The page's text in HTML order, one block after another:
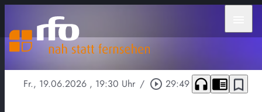
Fr., 19.06.2026 , 19:30 Uhr / play_circle_outline 29:49 headphones chrome_reader_mode bookmark_border